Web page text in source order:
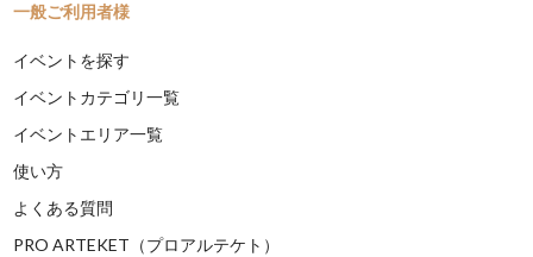
一般ご利用者様
イベントを探す
イベントカテゴリ一覧
イベントエリア一覧
使い方
よくある質問
PRO ARTEKET（プロアルテケト）